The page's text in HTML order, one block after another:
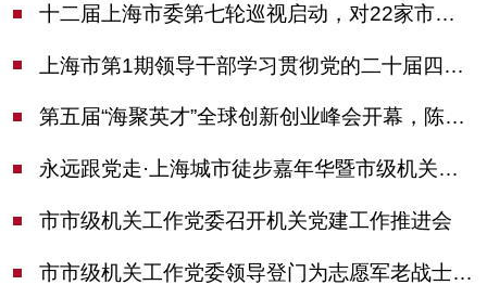
十二届上海市委第七轮巡视启动，对22家市管单位开展常规巡视
上海市第1期领导干部学习贯彻党的二十届四中全会精神专题研讨班开班，陈吉宁作专题报告
第五届“海聚英才”全球创新创业峰会开幕，陈吉宁出席并启动新一届大赛
永远跟党走·上海城市徒步嘉年华暨市级机关运动会开幕
市市级机关工作党委召开机关党建工作推进会
市市级机关工作党委领导登门为志愿军老战士佩戴纪念章